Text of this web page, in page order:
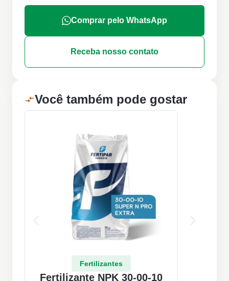
Comprar pelo WhatsApp
Receba nosso contato
Você também pode gostar
Fertilizantes
Fertilizante NPK 30-00-10